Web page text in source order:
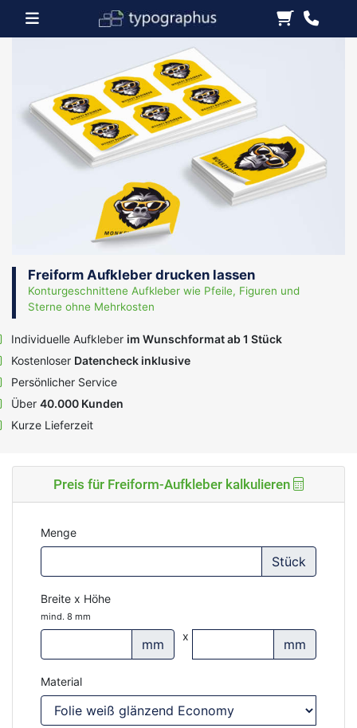
Freiform Aufkleber drucken lassen
Konturgeschnittene Aufkleber wie Pfeile, Figuren und
Sterne ohne Mehrkosten
Individuelle Aufkleber im Wunschformat ab 1 Stück
Kostenloser Datencheck inklusive
Persönlicher Service
Über 40.000 Kunden
Kurze Lieferzeit
Preis für Freiform-Aufkleber kalkulieren
Menge
Stück
Breite x Höhe
mind. 8 mm
mm
x
mm
Material